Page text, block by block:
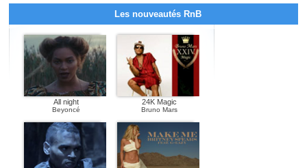
Les nouveautés RnB
All night
Beyoncé
24K Magic
Bruno Mars